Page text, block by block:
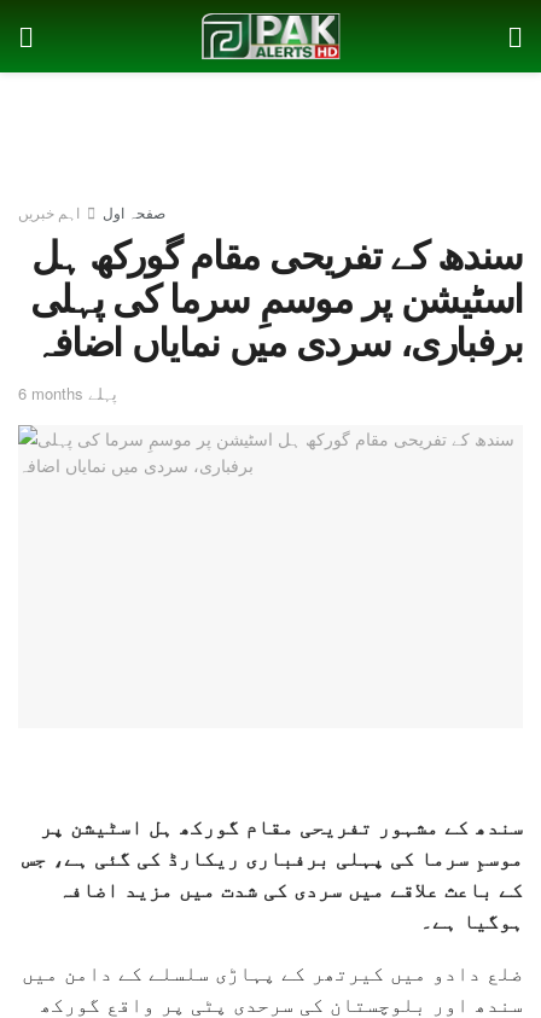
صفحہ اول اہم خبریں
سندھ کے تفریحی مقام گورکھ ہل
اسٹیشن پر موسمِ سرما کی پہلی
برفباری، سردی میں نمایاں اضافہ
6 months پہلے
سندھ کے مشہور تفریحی مقام گورکھ ہل اسٹیشن پر
موسمِ سرما کی پہلی برفباری ریکارڈ کی گئی ہے، جس
کے باعث علاقے میں سردی کی شدت میں مزید اضافہ
ہوگیا ہے۔
ضلع دادو میں کیرتھر کے پہاڑی سلسلے کے دامن میں
سندھ اور بلوچستان کی سرحدی پٹی پر واقع گورکھ